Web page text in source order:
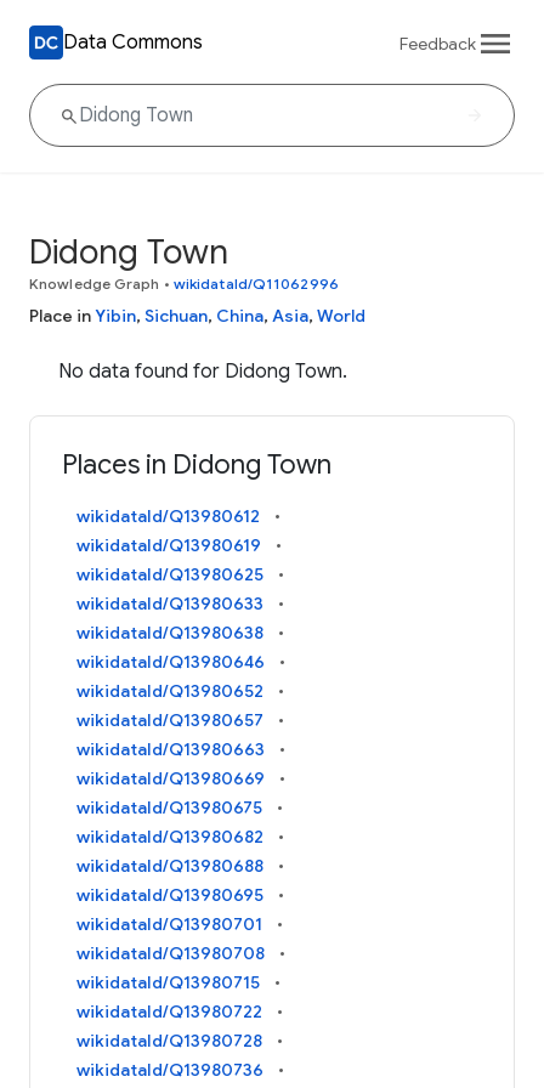
Data Commons Feedback
Didong Town
Knowledge Graph • wikidataId/Q11062996
Place inYibin, Sichuan, China, Asia, World
No data found for Didong Town.
Places in Didong Town
wikidataId/Q13980612
wikidataId/Q13980619
wikidataId/Q13980625
wikidataId/Q13980633
wikidataId/Q13980638
wikidataId/Q13980646
wikidataId/Q13980652
wikidataId/Q13980657
wikidataId/Q13980663
wikidataId/Q13980669
wikidataId/Q13980675
wikidataId/Q13980682
wikidataId/Q13980688
wikidataId/Q13980695
wikidataId/Q13980701
wikidataId/Q13980708
wikidataId/Q13980715
wikidataId/Q13980722
wikidataId/Q13980728
wikidataId/Q13980736